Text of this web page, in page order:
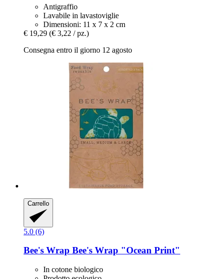
Antigraffio
Lavabile in lavastoviglie
Dimensioni: 11 x 7 x 2 cm
€ 19,29 (€ 3,22 / pz.)
Consegna entro il giorno 12 agosto
Carrello
5.0 (6)
Bee's Wrap Bee's Wrap "Ocean Print"
In cotone biologico